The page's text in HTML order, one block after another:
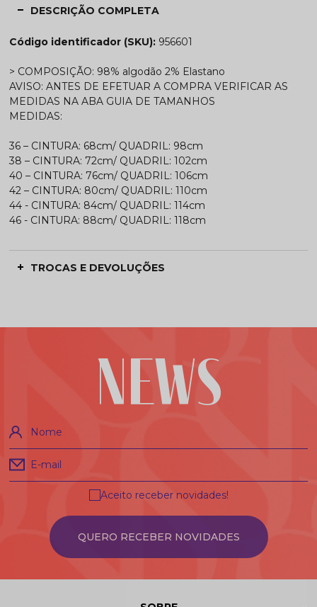
DESCRIÇÃO COMPLETA
Código identificador (SKU): 956601
> COMPOSIÇÃO: 98% algodão 2% Elastano
AVISO: ANTES DE EFETUAR A COMPRA VERIFICAR AS
MEDIDAS NA ABA GUIA DE TAMANHOS
MEDIDAS:
36– CINTURA: 68cm/ QUADRIL: 98cm
38 – CINTURA: 72cm/ QUADRIL: 102cm
40 – CINTURA: 76cm/ QUADRIL: 106cm
42 – CINTURA: 80cm/ QUADRIL: 110cm
44 - CINTURA: 84cm/ QUADRIL: 114cm
46 - CINTURA: 88cm/ QUADRIL: 118cm
TROCAS E DEVOLUÇÕES
NEWS
Nome
E-mail
QUERO RECEBER NOVIDADES
Aceito receber novidades!